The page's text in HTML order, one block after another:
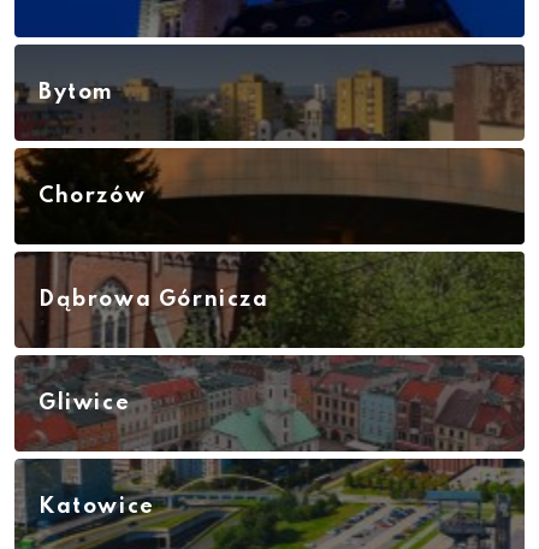
Bytom
Chorzów
Dąbrowa Górnicza
Gliwice
Katowice